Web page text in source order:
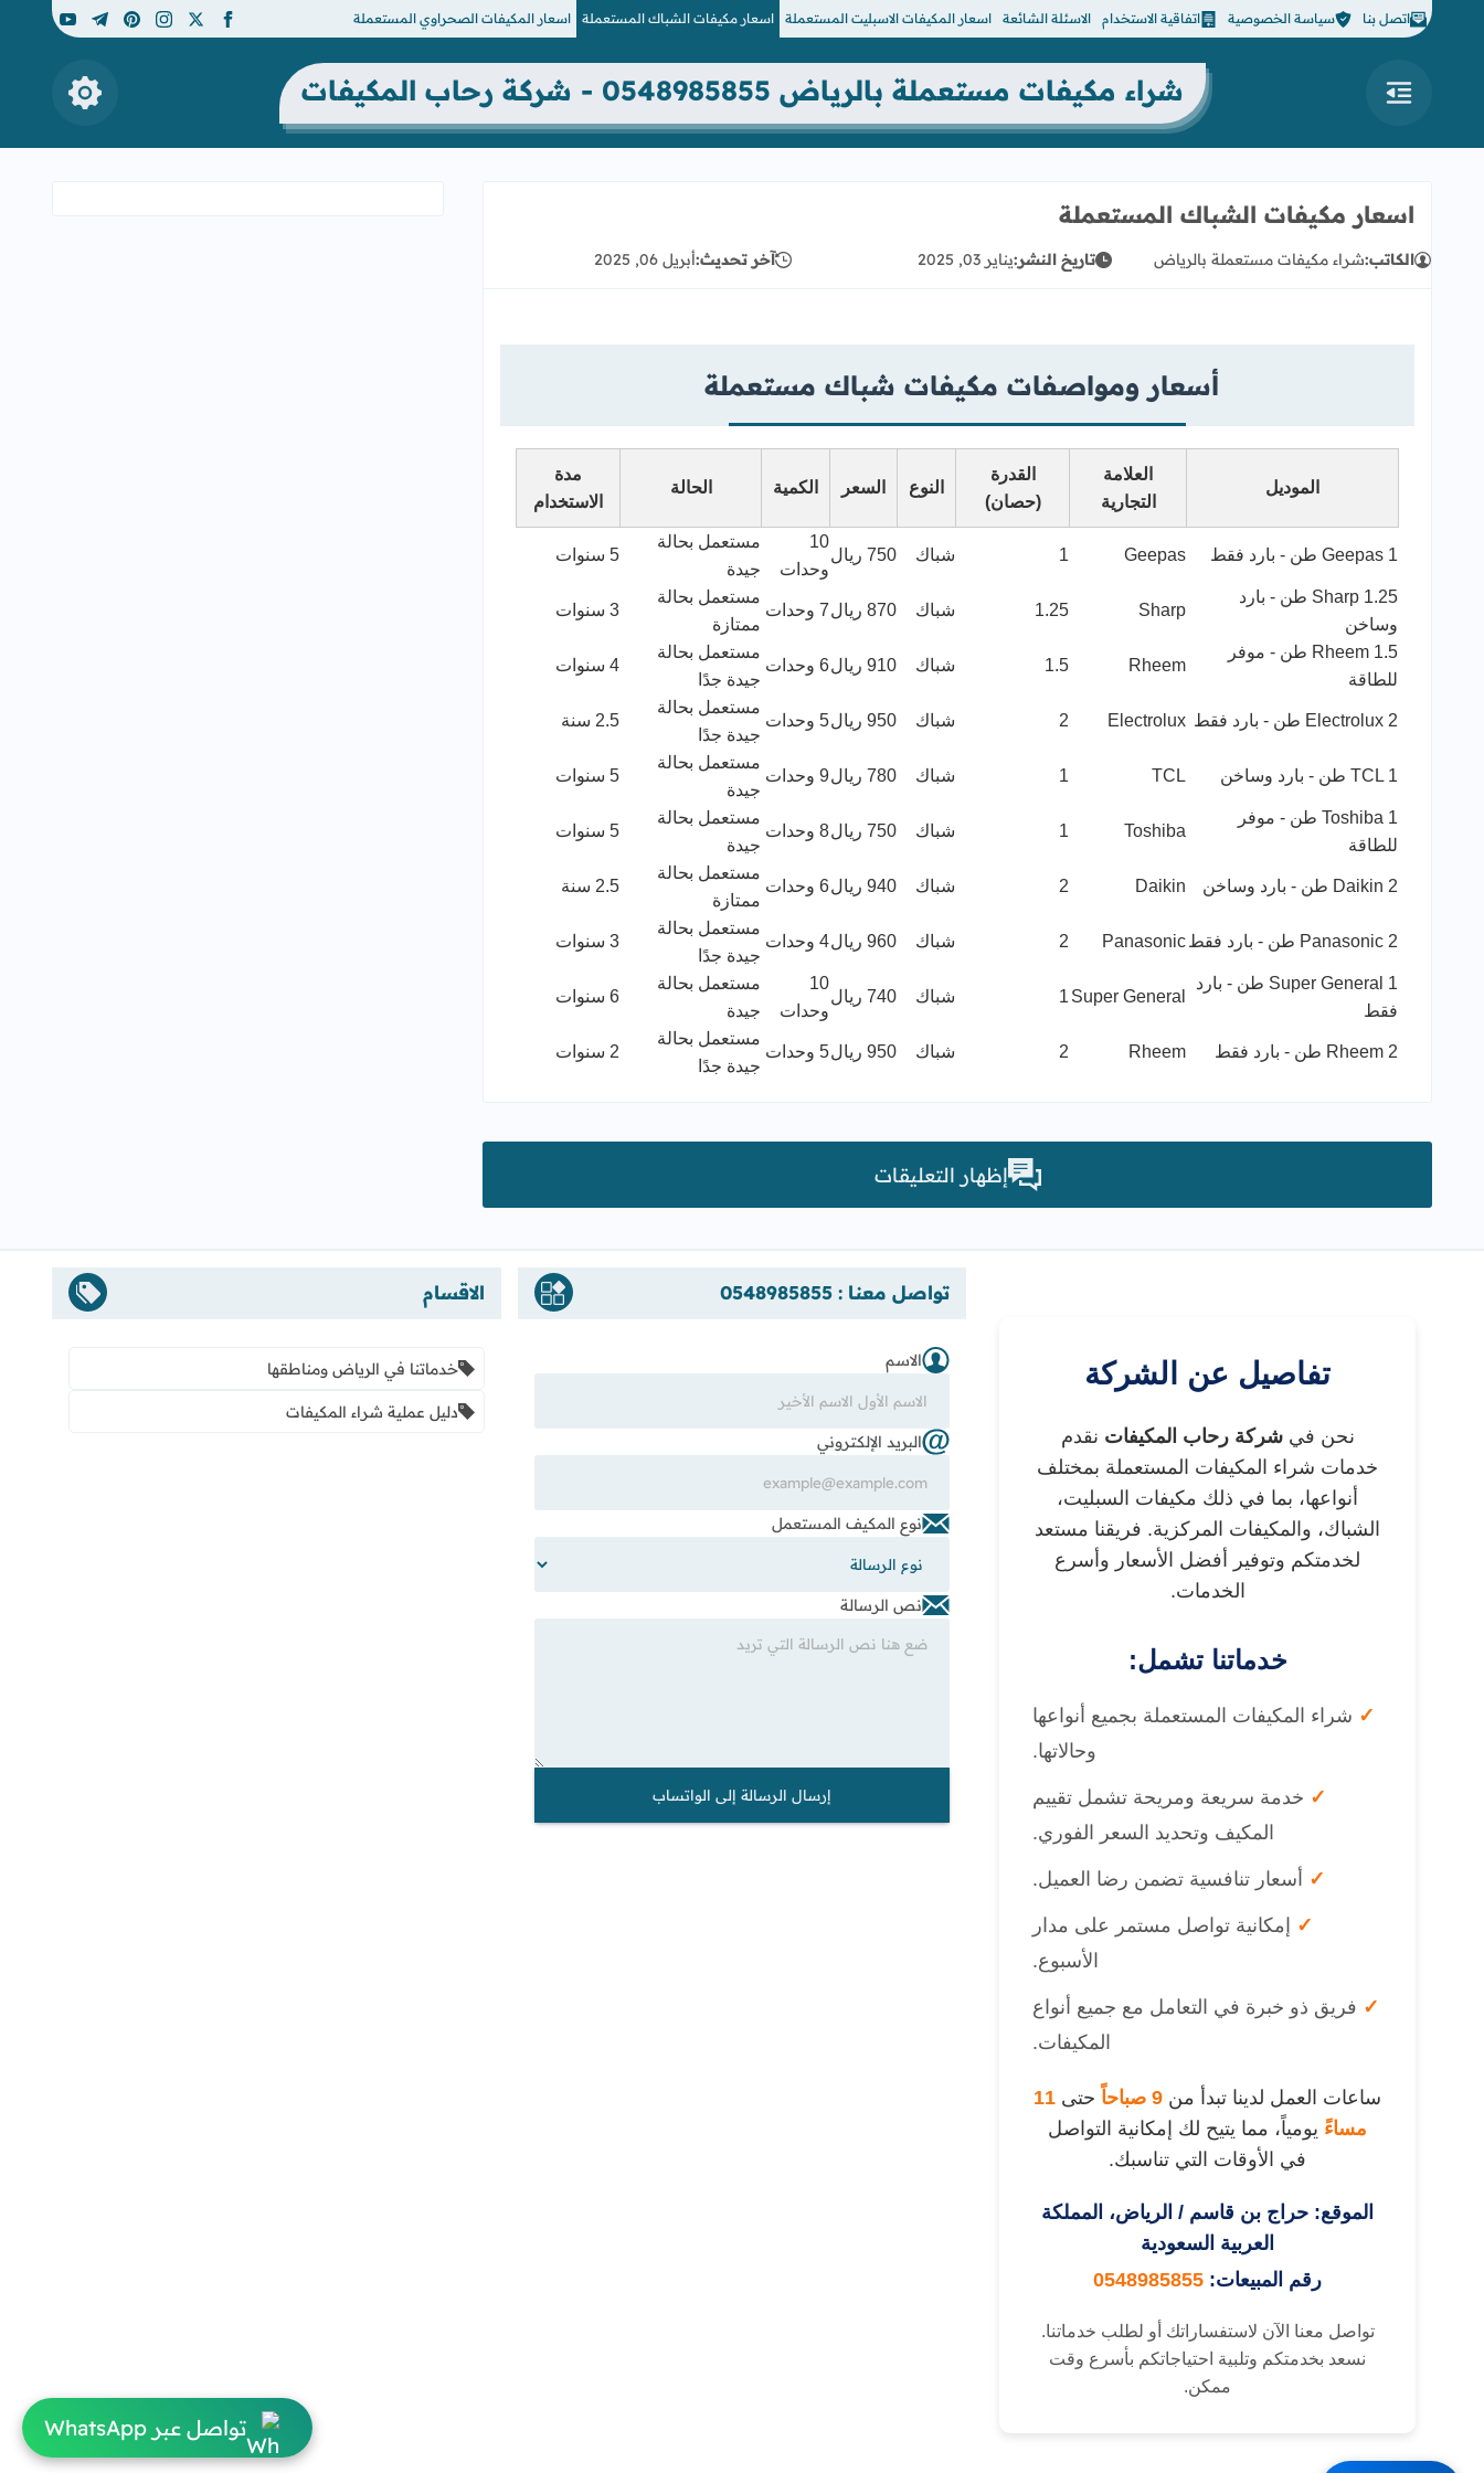
اتصل بنا سياسة الخصوصية اتفاقية الاستخدام الاسئلة الشائعة اسعار المكيفات الاسبليت المستعملة اسعار مكيفات الشباك المستعملة اسعار المكيفات الصحراوي المستعملة
facebook
x
instagram
pinterest
telegram
youtube
القائمة شراء مكيفات مستعملة بالرياض 0548985855 - شركة رحاب المكيفات إظهار الأزرار
اسعار مكيفات الشباك المستعملة
الكاتب:شراء مكيفات مستعملة بالرياض تاريخ النشر:يناير 03, 2025 آخر تحديث:أبريل 06, 2025
أسعار ومواصفات مكيفات شباك مستعملة
الموديل
العلامة
التجارية
القدرة
(حصان)
النوع السعر الكمية الحالة
مدة
الاستخدام
Geepas 1 طن - بارد فقط Geepas
1 شباك 750 ريال
10
وحدات
مستعمل بحالة
جيدة
5 سنوات
Sharp 1.25 طن - بارد
وساخن
Sharp
1.25 شباك 870 ريال 7 وحدات
مستعمل بحالة
ممتازة
3 سنوات
Rheem 1.5 طن - موفر
للطاقة
Rheem
1.5 شباك 910 ريال 6 وحدات
مستعمل بحالة
جيدة جدًا
4 سنوات
Electrolux 2 طن - بارد فقط Electrolux
2 شباك 950 ريال 5 وحدات
مستعمل بحالة
جيدة جدًا
2.5 سنة
TCL 1 طن - بارد وساخن TCL
1 شباك 780 ريال 9 وحدات
مستعمل بحالة
جيدة
5 سنوات
Toshiba 1 طن - موفر
للطاقة
Toshiba
1 شباك 750 ريال 8 وحدات
مستعمل بحالة
جيدة
5 سنوات
Daikin 2 طن - بارد وساخن Daikin
2 شباك 940 ريال 6 وحدات
مستعمل بحالة
ممتازة
2.5 سنة
Panasonic 2 طن - بارد فقط Panasonic
2 شباك 960 ريال 4 وحدات
مستعمل بحالة
جيدة جدًا
3 سنوات
Super General 1 طن - بارد
فقط
Super General
1 شباك 740 ريال
10
وحدات
مستعمل بحالة
جيدة
6 سنوات
Rheem 2 طن - بارد فقط Rheem
2 شباك 950 ريال 5 وحدات
مستعمل بحالة
جيدة جدًا
2 سنوات
إظهار التعليقات
تواصل عبر WhatsApp
تفاصيل عن الشركة
نحن فيشركة رحاب المكيفات نقدم
خدمات شراء المكيفات المستعملة بمختلف
أنواعها، بما في ذلك مكيفات السبليت،
الشباك، والمكيفات المركزية. فريقنا مستعد
لخدمتكم وتوفير أفضل الأسعار وأسرع
الخدمات.
خدماتنا تشمل:
✓ شراء المكيفات المستعملة بجميع أنواعها
وحالاتها.
✓ خدمة سريعة ومريحة تشمل تقييم
المكيف وتحديد السعر الفوري.
✓ أسعار تنافسية تضمن رضا العميل.
✓ إمكانية تواصل مستمر على مدار
الأسبوع.
✓ فريق ذو خبرة في التعامل مع جميع أنواع
المكيفات.
ساعات العمل لدينا تبدأ من 9 صباحاً حتى 11
مساءً يومياً، مما يتيح لك إمكانية التواصل
في الأوقات التي تناسبك.
الموقع: حراج بن قاسم / الرياض، المملكة
العربية السعودية
رقم المبيعات: 0548985855
تواصل معنا الآن لاستفساراتك أو لطلب خدماتنا.
نسعد بخدمتكم وتلبية احتياجاتكم بأسرع وقت
ممكن.
تواصل معنا : 0548985855
الاسم
البريد الإلكتروني
نوع المكيف المستعمل
نص الرسالة
إرسال الرسالة إلى الواتساب
الاقسام
خدماتنا في الرياض ومناطقها
دليل عملية شراء المكيفات